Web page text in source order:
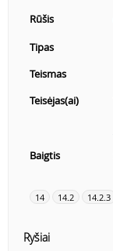
Rūšis
Tipas
Teismas
Teisėjas(ai)
Baigtis
14 14.2 14.2.3
Ryšiai